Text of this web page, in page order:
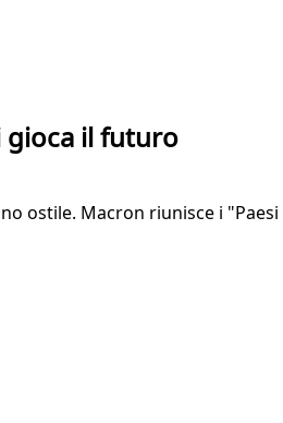
gioca il futuro
ostile. Macron riunisce i